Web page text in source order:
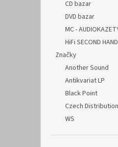
CD bazar
DVD bazar
MC -
HiFi SECOND HAND
Značky
Another Sound
Antikvariat LP
Black Point
Czech Distribution
WS